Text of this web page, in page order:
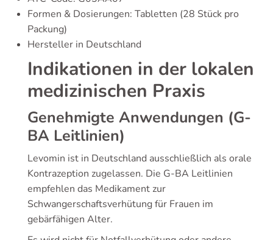
Formen & Dosierungen: Tabletten (28 Stück pro
Packung)
Hersteller in Deutschland
Indikationen in der lokalen
medizinischen Praxis
Genehmigte Anwendungen (G-
BA Leitlinien)
Levomin ist in Deutschland ausschließlich als orale
Kontrazeption zugelassen. Die G-BA Leitlinien
empfehlen das Medikament zur
Schwangerschaftsverhütung für Frauen im
gebärfähigen Alter.